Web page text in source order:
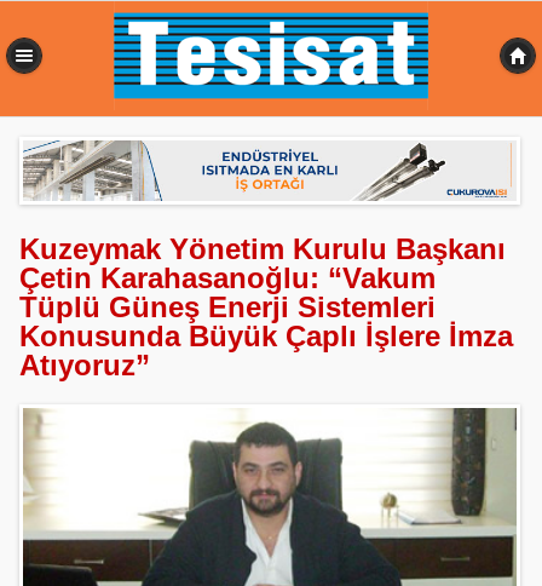
Kuzeymak Yönetim Kurulu Başkanı
Çetin Karahasanoğlu: “Vakum
Tüplü Güneş Enerji Sistemleri
Konusunda Büyük Çaplı İşlere İmza
Atıyoruz”
0,414 sn